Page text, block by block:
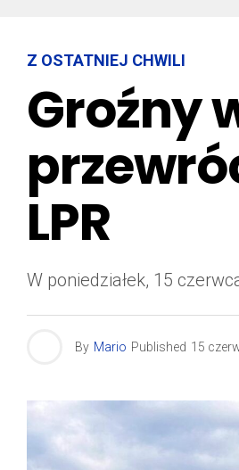
Z OSTATNIEJ CHWILI
Groźny
LPR
W poniedziałek, 15
By Mario Published 15